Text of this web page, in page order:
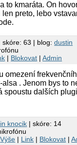
to kmaráta. On
len preto, lebo
skóre: 63 | blog:dustin
| Blokovat |Admin
omezení
alsa . Jenom bys to
spoustu dalších
knocik | skóre: 14
Výše | Link | Blokovat |